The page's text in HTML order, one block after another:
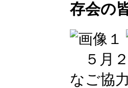
存会の
５月２
なご協